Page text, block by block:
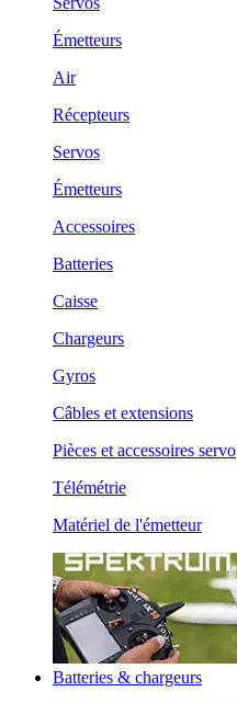
Émetteurs
Air
Récepteurs
Servos
Émetteurs
Accessoires
Batteries
Caisse
Chargeurs
Gyros
Câbles et extensions
Pièces et accessoires servo
Télémétrie
Matériel de l'émetteur
Batteries & chargeurs